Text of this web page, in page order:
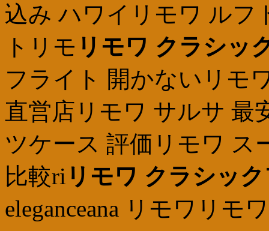
込み ハワイリモワ ルフ
トリモ リモワ クラシッ
フライト 開かないリモ
直営店リモワ サルサ 最
ツケース 評価リモワ ス
比較ri リモワ クラシッ
eleganceana リモワリモ